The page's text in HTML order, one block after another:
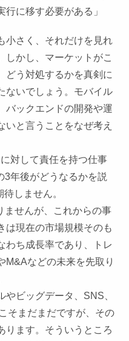
行に移す必要がある」
小さく、それだけを見れ
しかし、マーケットがこ
どう対処するかを真剣に
ないでしょう。モバイル
バックエンドの開発や運
いと言うことをなぜ考え
対して責任を持つ仕事
3年後がどうなるかを説
しません。
ませんが、これからの事
は現在の市場規模そのも
わち成長率であり、トレ
M&Aなどの未来を先取り
ビッグデータ、 SNS
そまだまだですが、その
ります。そういうところ